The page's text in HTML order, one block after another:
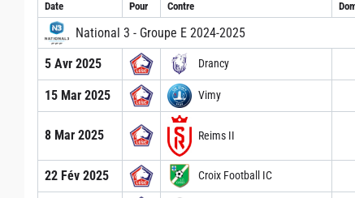
Date Pour Contre
National 3 - Groupe E 2024-2025
5 Avr 2025
Drancy
15 Mar 2025 Vimy
8 Mar 2025 Reims II
22 Fév 2025 Croix Football IC